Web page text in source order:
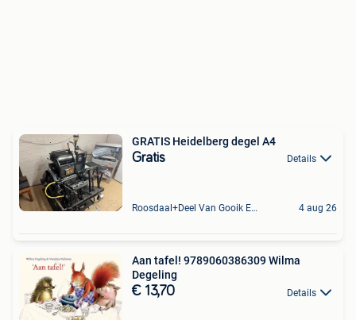
GRATIS Heidelberg degel A4
Gratis Details
Roosdaal+Deel Van Gooik En Sint-Kwintens-Lennik 4 aug 26
Aan tafel! 9789060386309 Wilma
Degeling
€ 13,70 Details